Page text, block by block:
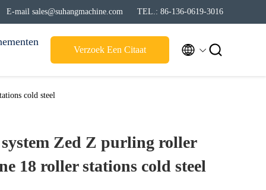
E-mail sales@suhangmachine.com TEL.: 86-136-0619-3016
Verzoek Een Citaat  
cold steel
Zed Z purling roller
18 roller stations cold steel